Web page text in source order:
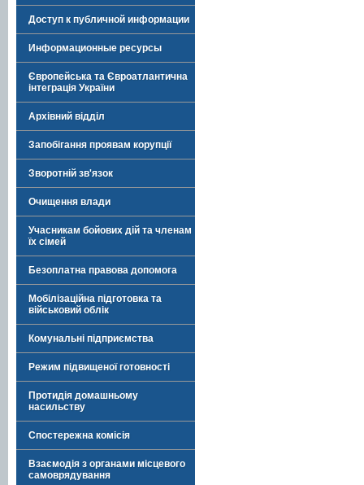
Доступ к публичной информации
Информационные ресурсы
Європейська та Євроатлантична
інтеграція України
Архівний відділ
Запобігання проявам корупції
Зворотній зв'язок
Очищення влади
Учасникам бойових дій та членам
їх сімей
Безоплатна правова допомога
Мобілізаційна підготовка та
військовий облік
Комунальні підприємства
Режим підвищеної готовності
Протидія домашньому
насильству
Спостережна комісія
Взаємодія з органами місцевого
самоврядування